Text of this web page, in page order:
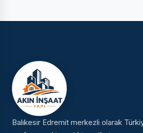
Balıkesir Edremit merkezli olarak